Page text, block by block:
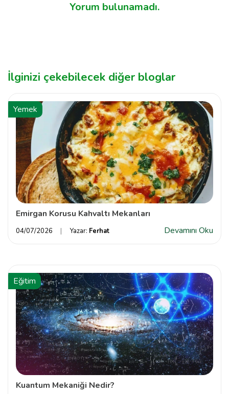
Yorum bulunamadı.
İlginizi çekebilecek diğer bloglar
Yemek
Emirgan Korusu Kahvaltı Mekanları
04/07/2026 Yazar: Ferhat Devamını Oku
Eğitim
Kuantum Mekaniği Nedir?